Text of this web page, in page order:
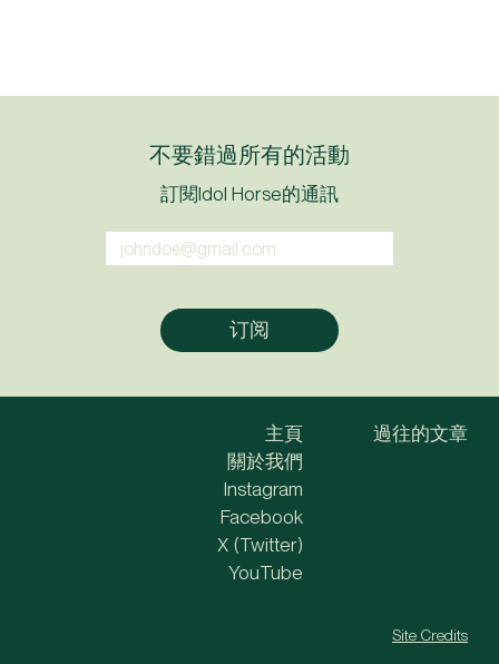
不要錯過所有的活動
訂閱Idol Horse的通訊
主頁
關於我們
過往的文章
Instagram
Facebook
X (Twitter)
YouTube
Site Credits